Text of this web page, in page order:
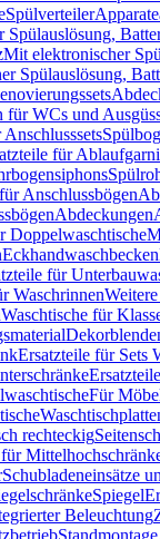
Spülverteiler
Spülauslösung,
Mit elektronischer
Spülauslösung,
für WCs und
für
Anschlussbögen
Abdeckungen
Doppelwaschtische
Eckhandwaschbecken
für
Waschrinnen
Waschtische für
Ersatzteile für Sets
Für
rechteckig
Schubladeneinsätze
Spiegel
Beleuchtung